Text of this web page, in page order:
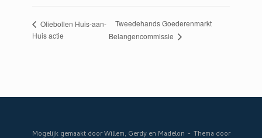
Oliebollen Huis-aan-
Huis actie
Tweedehands Goederenmarkt
Belangencommissie
Mogelijk gemaakt door Willem, Gerdy en Madelon Thema door